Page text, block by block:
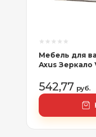
Мебель для
Axus Зеркало
542,77 руб.